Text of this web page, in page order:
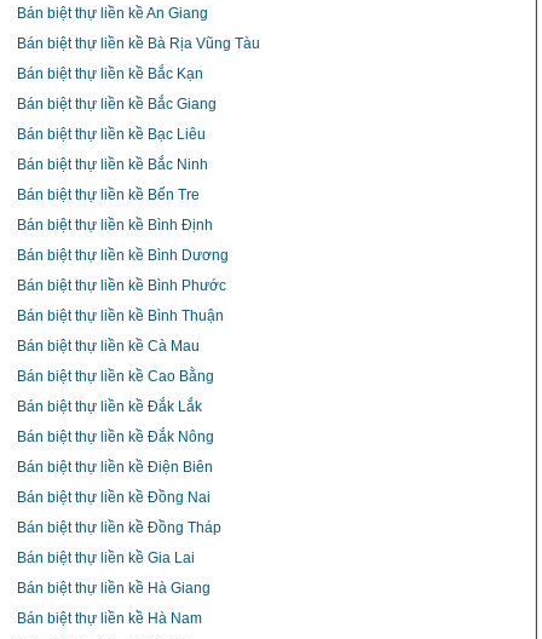
Bán biệt thự liền kề An Giang
Bán biệt thự liền kề Bà Rịa Vũng Tàu
Bán biệt thự liền kề Bắc Kạn
Bán biệt thự liền kề Bắc Giang
Bán biệt thự liền kề Bạc Liêu
Bán biệt thự liền kề Bắc Ninh
Bán biệt thự liền kề Bến Tre
Bán biệt thự liền kề Bình Định
Bán biệt thự liền kề Bình Dương
Bán biệt thự liền kề Bình Phước
Bán biệt thự liền kề Bình Thuận
Bán biệt thự liền kề Cà Mau
Bán biệt thự liền kề Cao Bằng
Bán biệt thự liền kề Đắk Lắk
Bán biệt thự liền kề Đắk Nông
Bán biệt thự liền kề Điện Biên
Bán biệt thự liền kề Đồng Nai
Bán biệt thự liền kề Đồng Tháp
Bán biệt thự liền kề Gia Lai
Bán biệt thự liền kề Hà Giang
Bán biệt thự liền kề Hà Nam